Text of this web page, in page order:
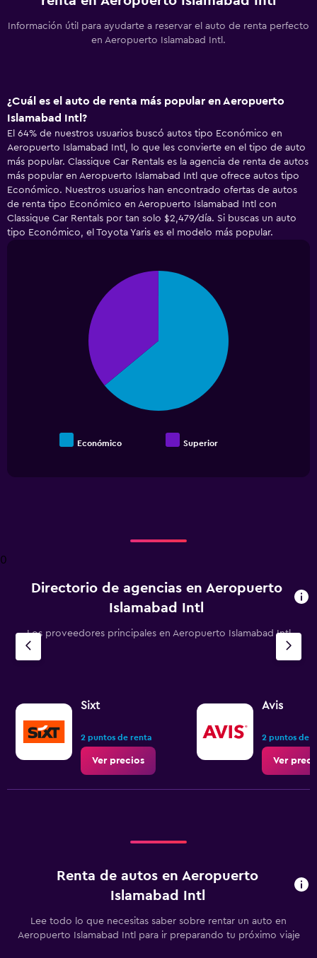
Información útil para ayudarte a reservar el auto de renta perfecto
en Aeropuerto Islamabad Intl.
¿Cuál es el auto de renta más popular en Aeropuerto
Islamabad Intl?
El 64% de nuestros usuarios buscó autos tipo Económico en
Aeropuerto Islamabad Intl, lo que les convierte en el tipo de auto
más popular. Classique Car Rentals es la agencia de renta de autos
más popular en Aeropuerto Islamabad Intl que ofrece autos tipo
Económico. Nuestros usuarios han encontrado ofertas de autos
de renta tipo Económico en Aeropuerto Islamabad Intl con
Classique Car Rentals por tan solo $2,479/día. Si buscas un auto
tipo Económico, el Toyota Yaris es el modelo más popular.
Económico Superior
0
Directorio de agencias en Aeropuerto
Islamabad Intl
Los proveedores principales en Aeropuerto Islamabad Intl
Sixt
2 puntos de renta
Ver precios
Avis
2 puntos de
Ver
Renta de autos en Aeropuerto
Islamabad Intl
Lee todo lo que necesitas saber sobre rentar un auto en
Aeropuerto Islamabad Intl para ir preparando tu próximo viaje